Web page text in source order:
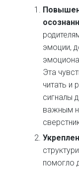
эмоции,
Эта
читать и
сигналы
важным
помогло